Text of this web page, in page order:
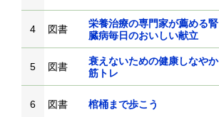
4 図書
栄養治療の専門家が薦める腎
臓病毎日のおいしい献立
5 図書
衰えないための健康しなやか
筋トレ
6 図書 棺桶まで歩こう